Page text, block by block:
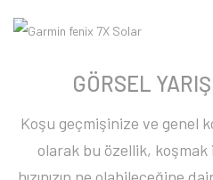
GÖRSEL
Koşu geçmişinize ve genel
olarak bu özellik,